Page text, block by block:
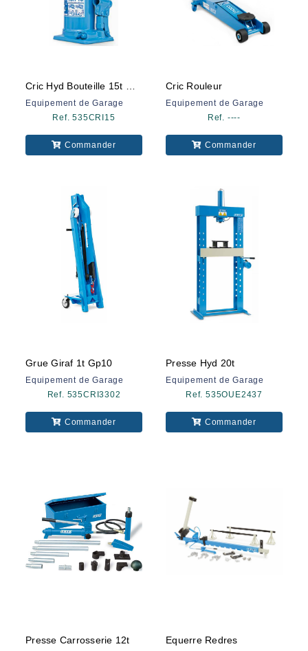
Equipement de Garage
Ref. 535CRI15
Commander
Cric Rouleur
Equipement de Garage
Ref. ----
Commander
Grue Giraf 1t Gp10
Equipement de Garage
Ref. 535CRI3302
Commander
Presse Hyd 20t
Equipement de Garage
Ref. 535OUE2437
Commander
Presse Carrosserie 12t Equerre Redres